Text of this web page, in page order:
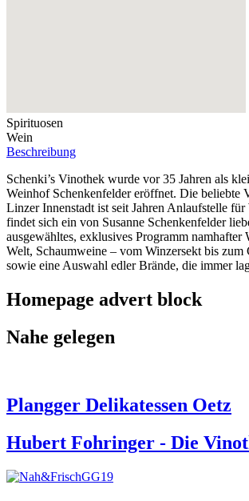
Spirituosen
Wein
Beschreibung
Schenki’s Vinothek wurde vor 35 Jahren als
Weinhof Schenkenfelder eröffnet. Die beliebte
Linzer Innenstadt ist seit Jahren Anlaufstelle für
findet sich ein von Susanne Schenkenfelder
ausgewähltes, exklusives Programm namhafter
Welt, Schaumweine – vom Winzersekt bis zum
sowie eine Auswahl edler Brände, die immer
Homepage advert block
Nahe gelegen
Plangger Delikatessen Oetz
Hubert Fohringer - Die